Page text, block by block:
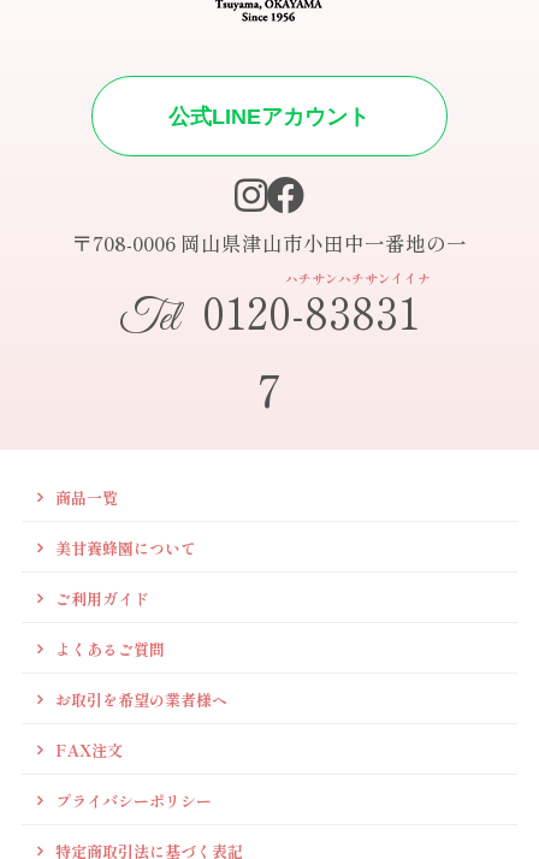
公式LINEアカウント
〒708-0006 岡山県津山市小田中一番地の一
ハチサンハチサンイイナ
Tel 0120-83831
7
商品一覧
美甘養蜂園について
ご利用ガイド
よくあるご質問
お取引を希望の業者様へ
FAX注文
プライバシーポリシー
特定商取引法に基づく表記